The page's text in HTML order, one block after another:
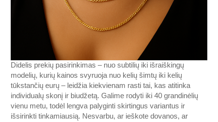
Didelis prekių pasirinkimas – nuo subtilių iki išraiškingų
modelių, kurių kainos svyruoja nuo kelių šimtų iki kelių
tūkstančių eurų – leidžia kiekvienam rasti tai, kas atitinka
individualų skonį ir biudžetą. Galime rodyti iki 40 grandinėlių
vienu metu, todėl lengva palyginti skirtingus variantus ir
išsirinkti tinkamiausią. Nesvarbu, ar ieškote dovanos, ar